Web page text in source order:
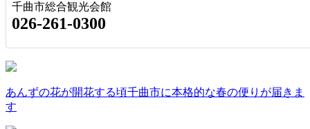
千曲市総合観光会館
026-261-0300
あんずの花が開花する頃千曲市に本格的な春の便りが届きま
す